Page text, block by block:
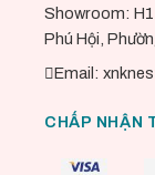
Showroom:
Phú Hội,
Email:
CHẤP NHẬN